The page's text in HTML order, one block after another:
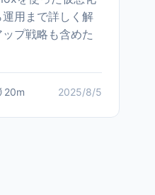
用まで詳しく解
プ戦略も含めた
2025/8/5